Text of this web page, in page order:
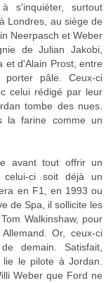
s'inquiéter, surtout
Londres, au siège de
Neerpasch et Weber
de Julian Jakobi,
et d'Alain Prost, entre
pâle. Ceux-ci
celui rédigé par leur
tombe des nues.
la farine comme un
avant tout offrir un
celui-ci soit déjà un
en F1, en 1993 ou
de Spa, il sollicite les
Walkinshaw, pour
Or, ceux-ci
demain. Satisfait,
lie le pilote à Jordan.
Weber que Ford ne